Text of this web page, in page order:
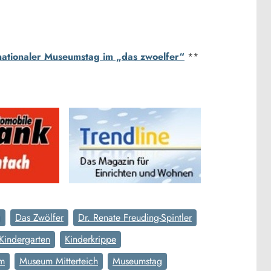
Museumstag im „das zwoelfer“ **
Das Zwölfer
Dr. Renate Freuding-Spintler
Kindergarten
Kinderkrippe
Museum Mitterteich
Museumstag